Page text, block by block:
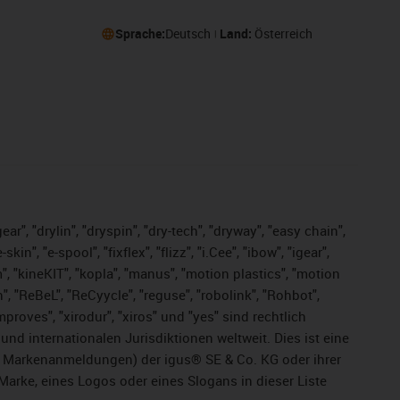
Sprache:Deutsch Land: Österreich
"drylin", "dryspin", "dry-tech", "dryway", "easy chain",
"e-spool", "fixflex", "flizz", "i.Cee", "ibow", "igear",
"kineKIT", "kopla", "manus", "motion plastics", "motion
"ReCyycle", "reguse", "robolink", "Rohbot",
"xirodur", "xiros" und "yes" sind rechtlich
internationalen Jurisdiktionen weltweit. Dies ist eine
der igus® SE & Co. KG oder ihrer
eines Logos oder eines Slogans in dieser Liste